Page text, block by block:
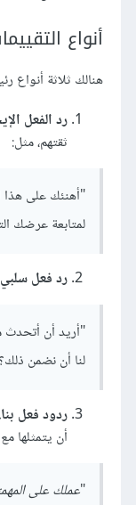
أنواع
هنالك ثلاثة أنواع
رد الفعل
ثقتهم، مثل:
"أهنئك على هذا
لمتابعة عرضك
رد فعل سلبي
"أريد أن أتحدث
لنا أن نضمن
ردود فعل
أن يتمثلها
"عملك على